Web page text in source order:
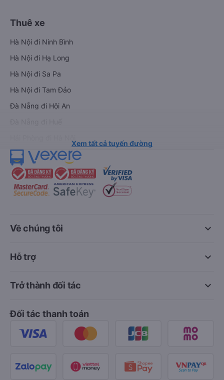
Thuê xe
Hà Nội đi Ninh Bình
Hà Nội đi Hạ Long
Hà Nội đi Sa Pa
Hà Nội đi Tam Đảo
Đà Nẵng đi Hội An
Xem tất cả tuyến đường
keyboard_arrow_down
Về chúng tôi
keyboard_arrow_down
Hỗ trợ
keyboard_arrow_down
Trở thành đối tác
Đối tác thanh toán